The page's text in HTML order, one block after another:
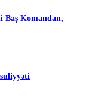
Baş Komandan,